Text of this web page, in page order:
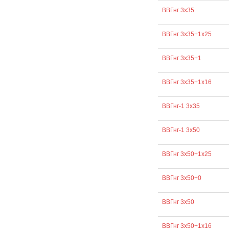
ВВГнг 3х35
ВВГнг 3х35+1х25
ВВГнг 3х35+1
ВВГнг 3х35+1х16
ВВГнг-1 3х35
ВВГнг-1 3х50
ВВГнг 3х50+1х25
ВВГнг 3х50+0
ВВГнг 3х50
ВВГнг 3х50+1х16